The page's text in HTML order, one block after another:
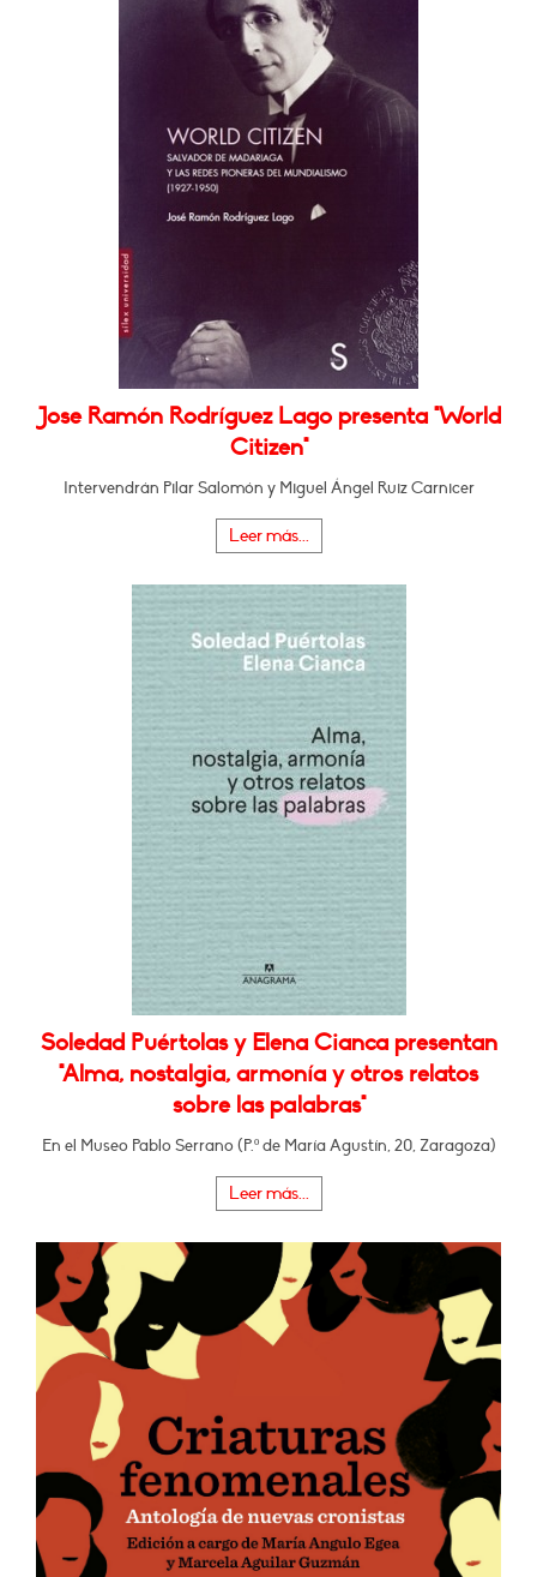
Jose Ramón Rodríguez Lago presenta "World
Citizen"
Intervendrán Pilar Salomón y Miguel Ángel Ruiz Carnicer
Leer más...
Soledad Puértolas y Elena Cianca presentan
"Alma, nostalgia, armonía y otros relatos
sobre las palabras"
En el Museo Pablo Serrano (P.º de María Agustín, 20, Zaragoza)
Leer más...